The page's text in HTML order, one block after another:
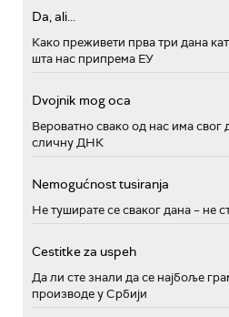
Da, ali...
Како преживети прва три дана
шта нас припрема ЕУ
Dvojnik mog oca
Вероватно свако од нас има свог
сличну ДНК
Nemogućnost tusiranja
Не туширате се сваког дана – не
Cestitke za uspeh
Да ли сте знали да се најбоље
производе у Србији